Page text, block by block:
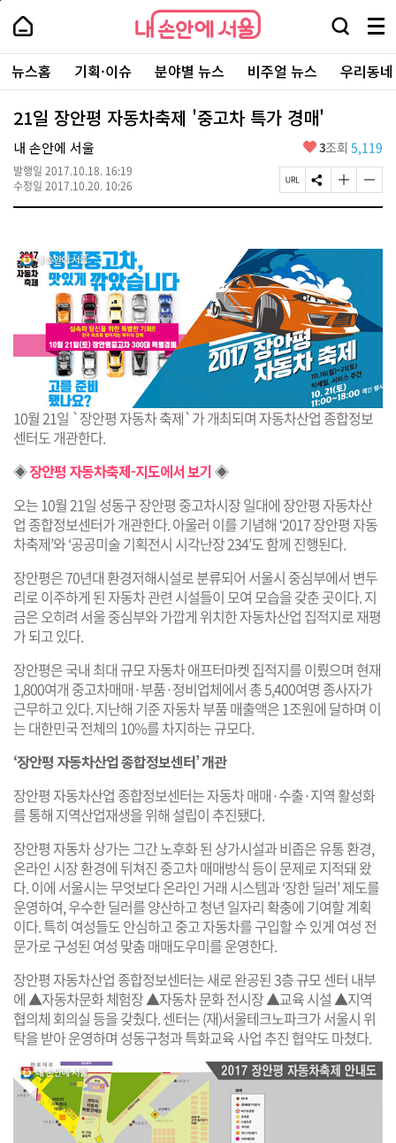
본
로
가
내
손
안
에
서
울
-
서
울
시
대
표
소
털
내
손
에
울
검
창
열
기
메
뉴
전
체
보
주
요
서
뉴스홈 기획·이슈 분야별 뉴스 비주얼 뉴스 우리동
21일 장안평 자동차축제 '중고차 특가 경매'
내 손안에 서울
발행일 2017.10.18. 16:19
수정일 2017.10.20. 10:26
좋
요
3조회 5,119
페
이
R
L
복
사
S
N
유
기
글
자
크
변
경
하
기
글
자
작
기
10월 21일 `장안평 자동차 축제`가 개최되며 자동차산업 종합정보
센터도 개관한다.
◈장안평 자동차축제-지도에서 보기◈
오는 10월 21일 성동구 장안평 중고차시장 일대에 장안평 자동차산
업 종합정보센터가 개관한다. 아울러 이를 기념해 ‘2017 장안평 자동
차축제’와 ‘공공미술 기획전시 시각난장 234’도 함께 진행된다.
장안평은 70년대 환경저해시설로 분류되어 서울시 중심부에서 변두
리로 이주하게 된 자동차 관련 시설들이 모여 모습을 갖춘 곳이다. 지
금은 오히려 서울 중심부와 가깝게 위치한 자동차산업 집적지로 재평
가 되고 있다.
장안평은 국내 최대 규모 자동차 애프터마켓 집적지를 이뤘으며 현재
1,800여개 중고차매매·부품·정비업체에서 총 5,400여명 종사자가
근무하고 있다. 지난해 기준 자동차 부품 매출액은 1조원에 달하며 이
는 대한민국 전체의 10%를 차지하는 규모다.
‘장안평 자동차산업 종합정보센터’ 개관
장안평 자동차산업 종합정보센터는 자동차 매매·수출·지역 활성화
를 통해 지역산업재생을 위해 설립이 추진됐다.
장안평 자동차 상가는 그간 노후화 된 상가시설과 비좁은 유통 환경,
온라인 시장 환경에 뒤쳐진 중고차 매매방식 등이 문제로 지적돼 왔
다. 이에 서울시는 무엇보다 온라인 거래 시스템과 ‘장한 딜러’ 제도를
운영하여, 우수한 딜러를 양산하고 청년 일자리 확충에 기여할 계획
이다. 특히 여성들도 안심하고 중고 자동차를 구입할 수 있게 여성 전
문가로 구성된 여성 맞춤 매매도우미를 운영한다.
장안평 자동차산업 종합정보센터는 새로 완공된 3층 규모 센터 내부
에 ▲자동차문화 체험장 ▲자동차 문화 전시장 ▲교육 시설 ▲지역
협의체 회의실 등을 갖췄다. 센터는 (재)서울테크노파크가 서울시 위
탁을 받아 운영하며 성동구청과 특화교육 사업 추진 협약도 마쳤다.
페
상
단
로